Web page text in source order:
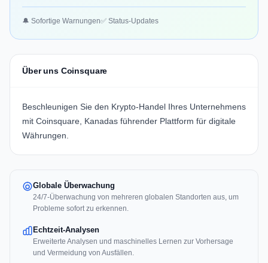
🔔 Sofortige Warnungen✅ Status-Updates
Über uns Coinsquare
Beschleunigen Sie den Krypto-Handel Ihres Unternehmens
mit Coinsquare, Kanadas führender Plattform für digitale
Währungen.
Globale Überwachung
24/7-Überwachung von mehreren globalen Standorten aus, um
Probleme sofort zu erkennen.
Echtzeit-Analysen
Erweiterte Analysen und maschinelles Lernen zur Vorhersage
und Vermeidung von Ausfällen.